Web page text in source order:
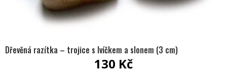
Dřevěná razítka – trojice s lvíčkem a slonem (3 cm)
130 Kč